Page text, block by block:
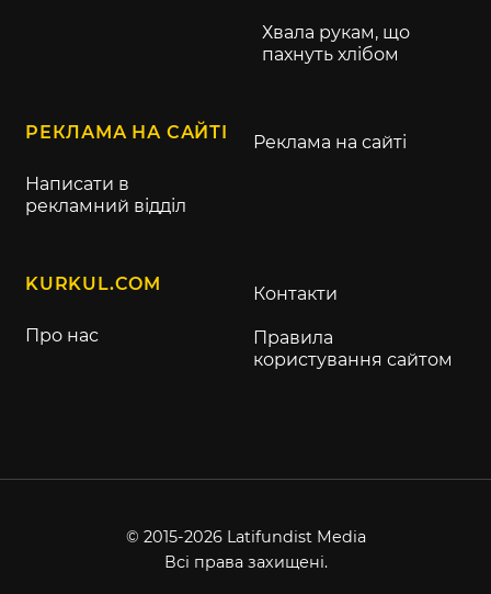
Хвала рукам, що
пахнуть хлібом
РЕКЛАМА НА САЙТІ
Написати в
рекламний відділ
Реклама на сайті
KURKUL.COM
Про нас
Контакти
Правила
користування сайтом
© 2015-2026 Latifundist Media
Всі права захищені.